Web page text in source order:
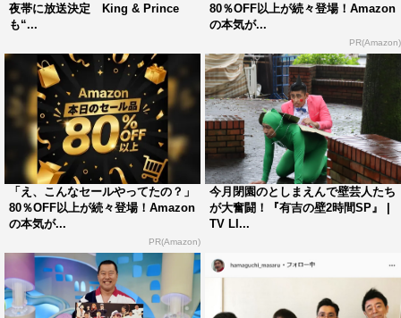
夜帯に放送決定 King & Prince
も“...
80％OFF以上が続々登場！Amazon
の本気が...
PR(Amazon)
「え、こんなセールやってたの？」
80％OFF以上が続々登場！Amazon
の本気が...
PR(Amazon)
今月閉園のとしまえんで壁芸人たち
が大奮闘！『有吉の壁2時間SP』 |
TV LI...